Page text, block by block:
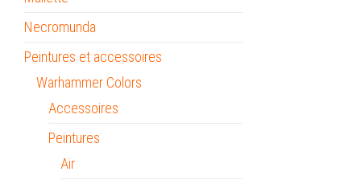
Necromunda
Peintures et accessoires
Warhammer Colors
Accessoires
Peintures
Air